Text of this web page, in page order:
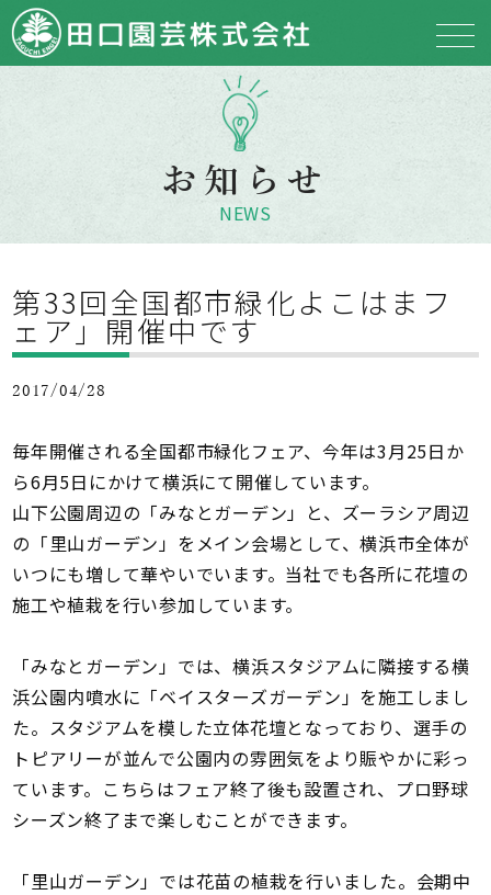
お知らせ
NEWS
第33回全国都市緑化よこはまフ
ェア」開催中です
2017/04/28
毎年開催される全国都市緑化フェア、今年は3月25日か
ら6月5日にかけて横浜にて開催しています。
山下公園周辺の「みなとガーデン」と、ズーラシア周辺
の「里山ガーデン」をメイン会場として、横浜市全体が
いつにも増して華やいでいます。当社でも各所に花壇の
施工や植栽を行い参加しています。
「みなとガーデン」では、横浜スタジアムに隣接する横
浜公園内噴水に「ベイスターズガーデン」を施工しまし
た。スタジアムを模した立体花壇となっており、選手の
トピアリーが並んで公園内の雰囲気をより賑やかに彩っ
ています。こちらはフェア終了後も設置され、プロ野球
シーズン終了まで楽しむことができます。
「里山ガーデン」では花苗の植栽を行いました。会期中